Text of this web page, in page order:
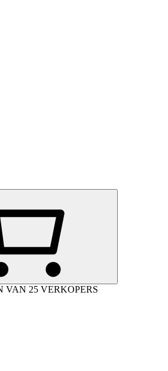
VAN 25 VERKOPERS